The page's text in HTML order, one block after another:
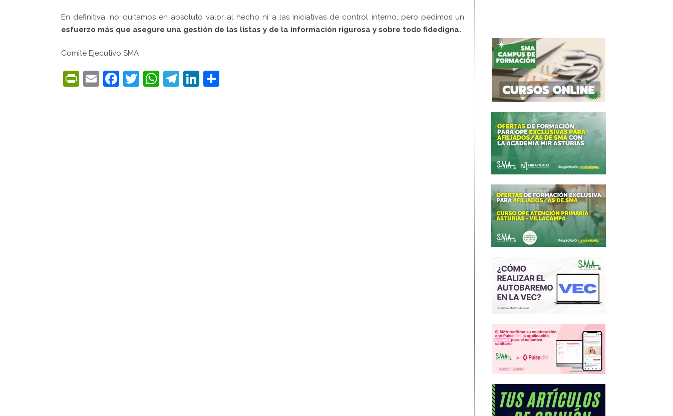
En definitiva, no quitamos en absoluto valor al hecho ni a las iniciativas de control interno, pero pedimos un
esfuerzo más que asegure una gestión de las listas y de la información rigurosa y sobre todo fidedigna.
Comité Ejecutivo SMA
PrintFriendly
EmailFacebook
Twitter
WhatsApp
Telegram
LinkedIn